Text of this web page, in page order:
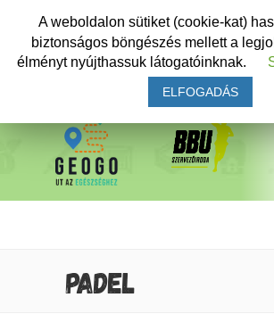
PADEL
A weboldalon sütiket (cookie-kat)
biztonságos böngészés mellett a
élményt nyújthassuk látogatóinknak.
ELFOGADÁS